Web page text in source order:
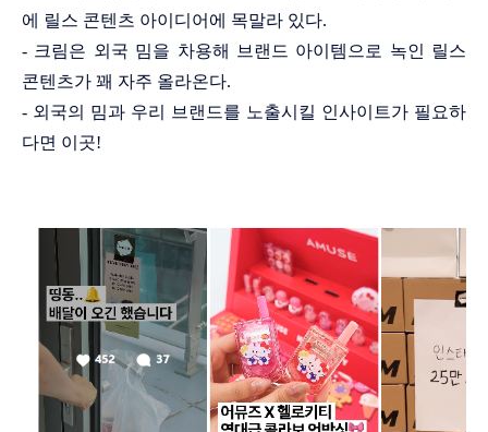
에 릴스 콘텐츠 아이디어에 목말라 있다.
- 크림은 외국 밈을 차용해 브랜드 아이템으로 녹인 릴스
콘텐츠가 꽤 자주 올라온다.
- 외국의 밈과 우리 브랜드를 노출시킬 인사이트가 필요하
다면 이곳!